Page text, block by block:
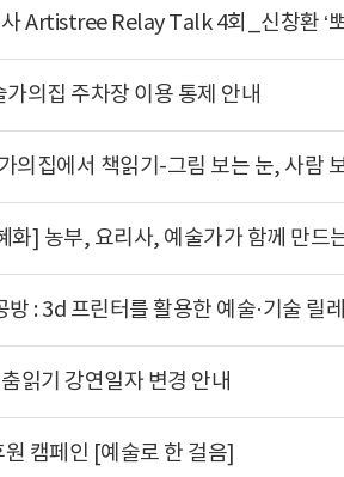
Artistree Relay Talk 4회_신창환 ‘
의집 주차장 이용 통제 안내
의집에서 책읽기-그림 보는 눈, 사람
화] 농부, 요리사, 예술가가 함께 만드
방 : 3d 프린터를 활용한 예술·기술 릴
읽기 강연일자 변경 안내
캠페인 [예술로 한 걸음]